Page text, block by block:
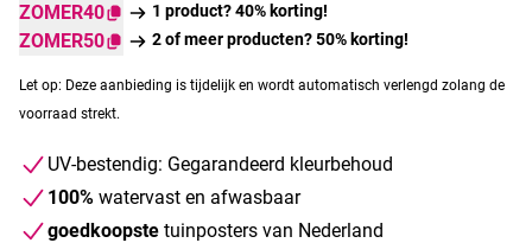
ZOMER40
1 product? 40% korting!
ZOMER50 2 of meer producten? 50% korting!
Let op: Deze aanbieding is tijdelijk en wordt automatisch verlengd zolang de
voorraad strekt.
UV-bestendig: Gegarandeerd kleurbehoud
100% watervast en afwasbaar
goedkoopste tuinposters van Nederland